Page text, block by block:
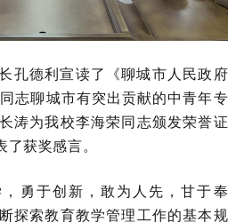
孔德利宣读了《聊城市人民政府
志聊城市有突出贡献的中青年专
涛为我校李海荣同志颁发荣誉证
获奖感言。
勇于创新，敢为人先，甘于奉
探索教育教学管理工作的基本规